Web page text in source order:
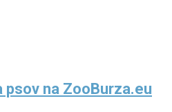
psov na ZooBurza.eu